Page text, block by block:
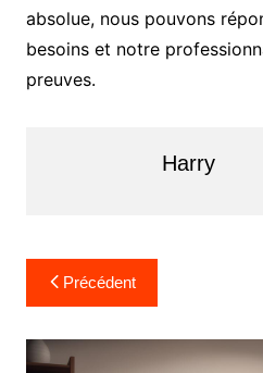
absolue, nous pouvons
besoins et notre
preuves.
Harry
Navigation
de
l’article
Précédent